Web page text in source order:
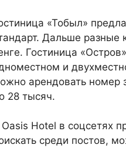
«То­был»
Дальше разные
Го­стиница
и
арендовать номер
28 тысяч.
Hotel в соцсетях
среди постов,